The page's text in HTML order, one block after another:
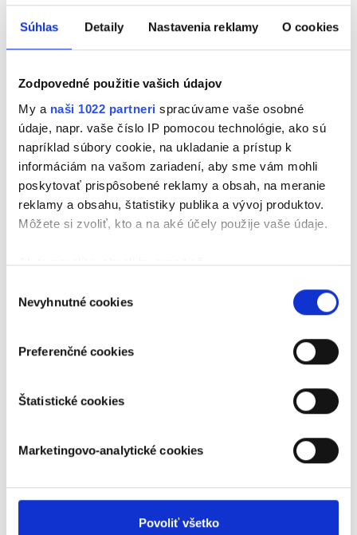
Súhlas Detaily Nastavenia reklamy O cookies
Zodpovedné použitie vašich údajov
My a naši 1022 partneri spracúvame vaše osobné
údaje, napr. vaše číslo IP pomocou technológie, ako sú
napríklad súbory cookie, na ukladanie a prístup k
informáciám na vašom zariadení, aby sme vám mohli
poskytovať prispôsobené reklamy a obsah, na meranie
reklamy a obsahu, štatistiky publika a vývoj produktov.
Môžete si zvoliť, kto a na aké účely použije vaše údaje.
Ak to povolíte, chceli by sme tiež:
polohe s presnosťou na niekoľko metrov
skenovaním konkrétnych charakteristík (odtlačky
prstov).
údaje, nájdete v časti s
. Súhlas
nastavením nám udelíte súhlas s využívaním
štatistických a marketingovo-analytických cookies na
súhlasu
Nevyhnutné cookies
Preferenčné cookies
Štatistické cookies
Marketingovo-analytické cookies
Povoliť všetko
venuje bodypaintingu. Prečo si
vybrala práve telo ako svoje plátno?
neustále menia? Všetko prezradí v
Talkshow na Vlne s Didianou.